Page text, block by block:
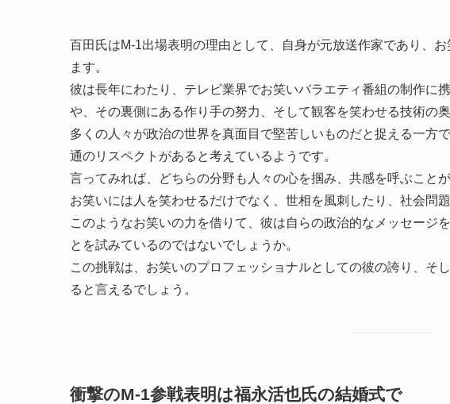
百田氏はM-1出場表明の理由として、自身が元放送作家であり、
ます。
彼は長年にわたり、テレビ業界でお笑いバラエティ番組の制作に
や、その裏側にある作り手の努力、そして観客を笑わせる技術の
多くの人々が政治の世界を真面目で堅苦しいものだと捉える一方
通のリスペクトがあると考えているようです。
言ってみれば、どちらの分野も人々の心を掴み、共感を呼ぶこと
お笑いには人を笑わせるだけでなく、世相を風刺したり、社会問
このようなお笑いの力を借りて、彼は自らの政治的なメッセージ
とを試みているのではないでしょうか。
この挑戦は、お笑いのプロフェッショナルとしての彼の誇り、そ
ると言えるでしょう。
衝撃のM-1参戦表明は福永活也氏の結婚式で